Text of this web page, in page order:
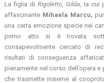
La figlia diRigoletto Gilda , la
affascinante Mihaela Marcu,
una certa emozione specie nei
primo atto si è trovata
consapevolmente cercato di
risultati di conseguenza
pienamente nel corso dell’opera
che trasmette insieme al